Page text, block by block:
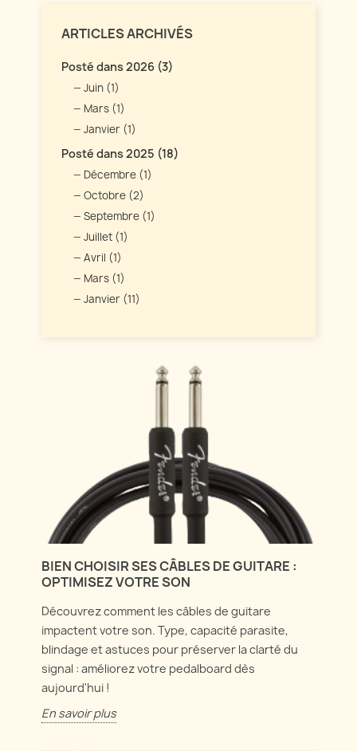
ARTICLES ARCHIVÉS
Posté dans 2026 (3)
Juin (1)
Mars (1)
Janvier (1)
Posté dans 2025 (18)
Décembre (1)
Octobre (2)
Septembre (1)
Juillet (1)
Avril (1)
Mars (1)
Janvier (11)
BIEN CHOISIR SES CÂBLES DE GUITARE :
OPTIMISEZ VOTRE SON
Découvrez comment les câbles de guitare
impactent votre son. Type, capacité parasite,
blindage et astuces pour préserver la clarté du
signal : améliorez votre pedalboard dès
aujourd'hui !
En savoir plus